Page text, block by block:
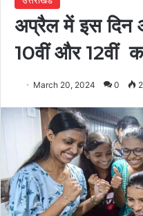
अप्रैल में इस दिन
10वीं और 12वीं
March 20, 2024 0